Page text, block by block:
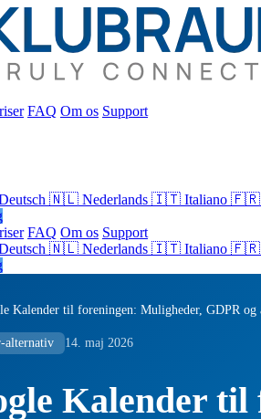
FAQ Om os Support
🇳🇱 Nederlands 🇮🇹 Italiano 🇫🇷
FAQ Om os Support
🇳🇱 Nederlands 🇮🇹 Italiano 🇫🇷
Kalender til foreningen: Muligheder, GDPR og
alternativ 14. maj 2026
Kalender